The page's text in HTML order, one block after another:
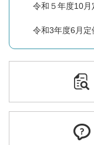
令和５年度10
令和3年度6月定